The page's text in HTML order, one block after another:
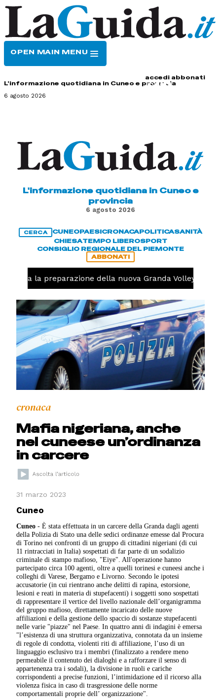
OPEN MAIN MENU
accedi abbonati
L'informazione quotidiana in Cuneo e provincia
6 agosto 2026
L'informazione quotidiana in Cuneo e
provincia
6 agosto 2026
CERCA CUNEOPAESICRONACAPOLITICASANITÀ
CHIESATEMPO LIBEROSPORT
CONSIGLIO REGIONALE DEL PIEMONTE
ABBONATI
la preparazione della nuova Granda Volley (FOTO
cronaca
Mafia nigeriana, anche
nel cuneese un’ordinanza
in carcere
31 marzo 2023
Cuneo
Cuneo - È stata effettuata in un carcere della Granda dagli agenti
della Polizia di Stato una delle sedici ordinanze emesse dal Procura
di Torino nei confronti di un gruppo di cittadini nigeriani (di cui
11 rintracciati in Italia) sospettati di far parte di un sodalizio
criminale di stampo mafioso, "Eiye". All'operazione hanno
partecipato circa 100 agenti, oltre a quelli torinesi e cuneesi anche i
colleghi di Varese, Bergamo e Livorno. Secondo le ipotesi
accusatorie (in cui rientrano anche delitti di rapina, estorsione,
lesioni e reati in materia di stupefacenti) i soggetti sono sospettati
di rappresentare il vertice del livello nazionale dell’organigramma
del gruppo mafioso, direttamente incaricato delle nuove
affiliazioni e della gestione dello spaccio di sostanze stupefacenti
nelle varie "piazze" nel Paese. In quattro anni di indagini è emersa
"l’esistenza di una struttura organizzativa, connotata da un insieme
di regole di condotta, violenti riti di affiliazione, l’uso di un
linguaggio esclusivo tra i membri (finalizzato a rendere meno
permeabile il contenuto dei dialoghi e a rafforzare il senso di
appartenenza tra i sodali), la divisione in ruoli e cariche
corrispondenti a precise funzioni, l’intimidazione ed il ricorso alla
violenza fisica in caso di trasgressione delle norme
comportamentali proprie dell’ organizzazione".